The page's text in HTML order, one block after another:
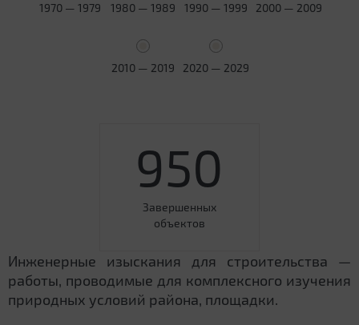
1970 — 1979 1980 — 1989 1990 — 1999 2000 — 2009
2010 — 2019 2020 — 2029
950
Завершенных
объектов
Инженерные изыскания для строительства —
работы, проводимые для комплексного изучения
природных условий района, площадки.